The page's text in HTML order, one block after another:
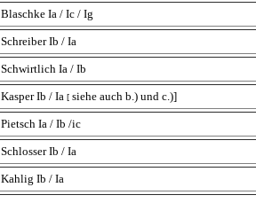
Blaschke Ia / Ic / Ig
Schreiber Ib / Ia
Schwirtlich Ia / Ib
Kasper Ib / Ia [siehe auch b.) und c.)]
Pietsch Ia / Ib /ic
Schlosser Ib / Ia
Kahlig Ib / Ia